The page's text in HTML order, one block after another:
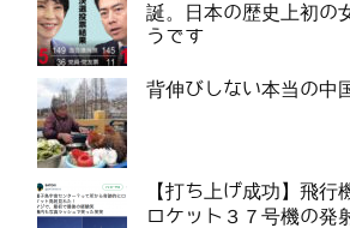
誕。日本の歴史上初の
うです
背伸びしない本当の中
【打ち上げ成功】飛
ロケット３７号機の発